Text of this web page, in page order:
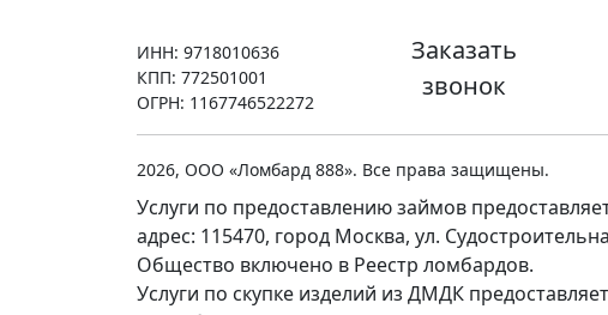
ИНН: 9718010636
КПП: 772501001
ОГРН: 1167746522272
Заказать
звонок
2026, ООО «Ломбард 888». Все права защищены.
Услуги по предоставлению займов
адрес: 115470, город Москва, ул.
Общество включено в Реестр ломбардов.
Услуги по скупке изделий из ДМДК